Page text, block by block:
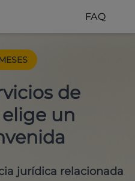
FAQ
de
un
jurídica relacionada